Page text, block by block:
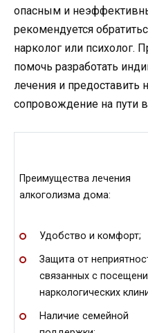
опасным и
рекомендуется
нарколог или психолог.
помочь разработать
лечения и
сопровождение на пути
Преимущества лечения
алкоголизма дома:
Удобство и комфорт;
Защита от
связанных с
наркологических
Наличие семейной